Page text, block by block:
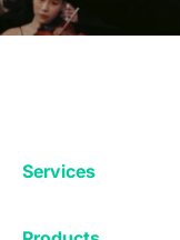
Services